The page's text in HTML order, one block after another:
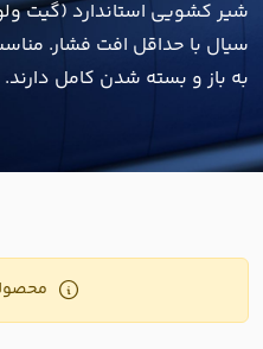
شیر کشویی استاندارد (گیت
سیال با حداقل افت فشار.
به باز و بسته شدن کامل دارند.